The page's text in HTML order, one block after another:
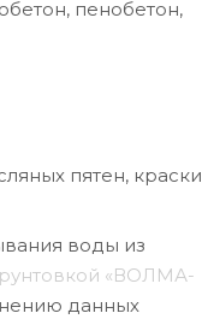
пенобетон,
пятен, краски
воды из
«ВОЛМА-
данных